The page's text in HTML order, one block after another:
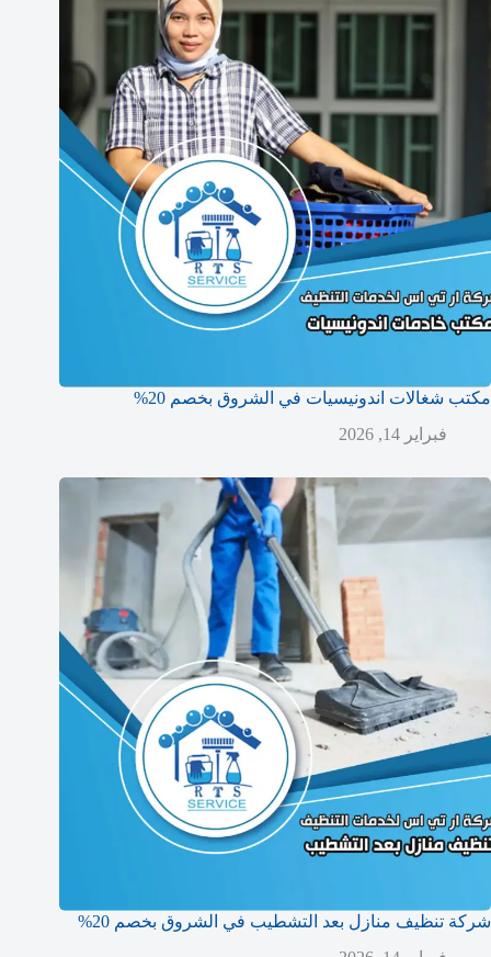
مكتب شغالات اندونيسيات في الشروق بخصم 20%
فبراير 14, 2026
شركة تنظيف منازل بعد التشطيب في الشروق بخصم 20%